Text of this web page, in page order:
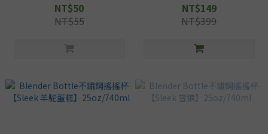
NT$50
NT$55
NT$149
NT$399